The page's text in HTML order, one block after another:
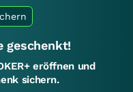
geschenkt!
eröffnen und
sichern.